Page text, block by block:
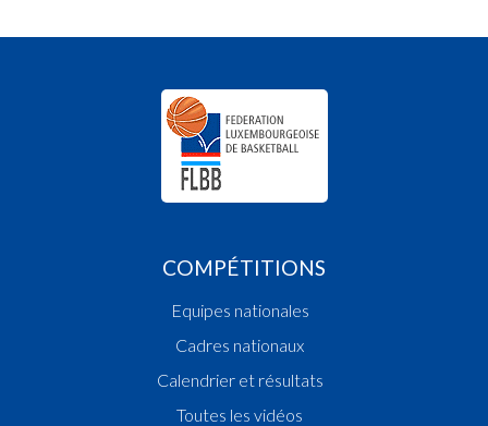
COMPÉTITIONS
Equipes nationales
Cadres nationaux
Calendrier et résultats
Toutes les vidéos